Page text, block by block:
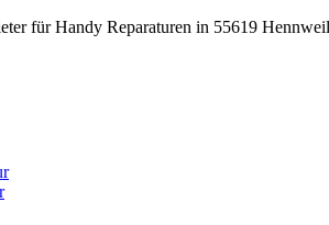
für Handy Reparaturen in 55619